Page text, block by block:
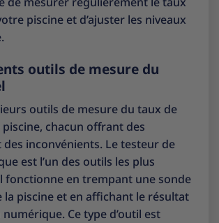
piscine et d’ajuster les niveaux
outils de mesure du
outils de mesure du taux de
piscine, chacun offrant des
des inconvénients. Le testeur de
est l’un des outils les plus
fonctionne en trempant une sonde
la piscine et en affichant le résultat
Ce type d’outil est